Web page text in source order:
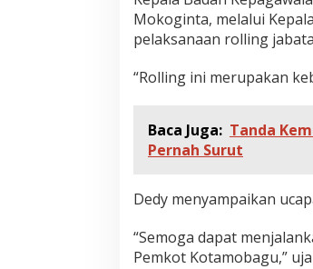
Mokoginta, melalui
pelaksanaan rolling
“Rolling ini merupakan
Baca Juga: Tanda
Pernah Surut
Dedy menyampaikan
“Semoga dapat
Pemkot Kotamobagu,”